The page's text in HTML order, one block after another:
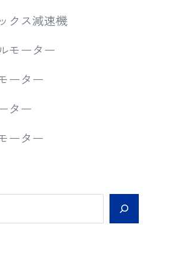
クス減速機
モーター
ーター
ター
ーター